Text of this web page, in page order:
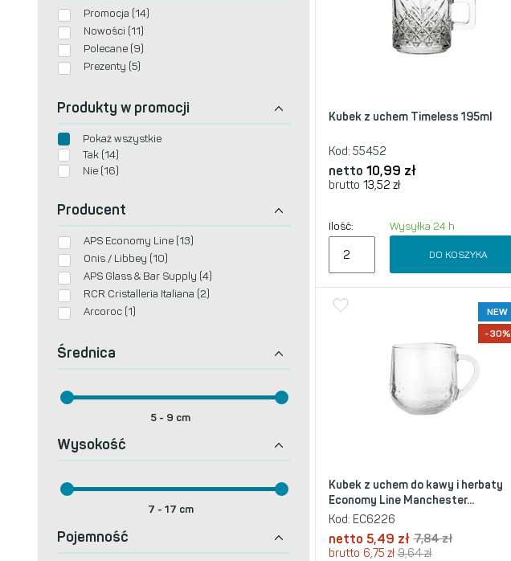
Promocja (14)
Nowości (11)
Polecane (9)
Prezenty (5)
Produkty w promocji
Pokaż wszystkie
Tak (14)
Nie (16)
Producent
APS Economy Line (13)
Onis / Libbey (10)
APS Glass & Bar Supply (4)
RCR Cristalleria Italiana (2)
Arcoroc (1)
Średnica
5 - 9 cm
Wysokość
7 - 17 cm
Pojemność
Kubek z uchem Timeless 195ml
Kod: 55452
netto 10,99 zł
brutto 13,52 zł
Ilość: Wysyłka 24 h
DO KOSZYKA
NEW
-30%
Kubek z uchem do kawy i herbaty
Economy Line Manchester...
Kod: EC6226
netto 5,49 zł 7,84zł
brutto 6,75 zł9,64zł